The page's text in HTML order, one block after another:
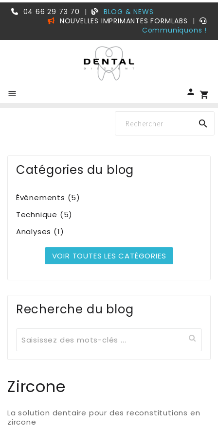
04 66 29 73 70 |
BLOG & NEWS
NOUVELLES IMPRIMANTES FORMLABS
|
Communiquons !
shopping_cart
 

Catégories du blog
Événements (5)
Technique (5)
Analyses (1)
VOIR TOUTES LES CATÉGORIES
Recherche du blog
Zircone
La solution dentaire pour des reconstitutions en
zircone